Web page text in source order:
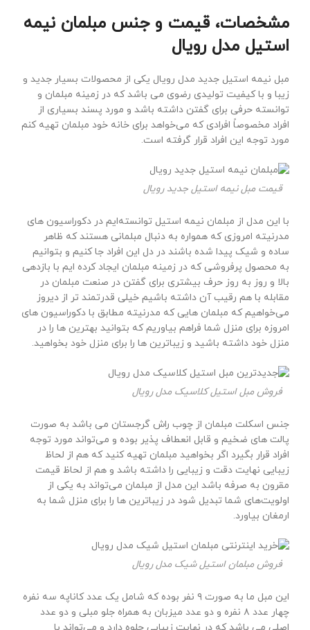
مشخصات، قیمت و جنس مبلمان نیمه
استیل مدل رویال
مبل نیمه استیل جدید مدل رویال یکی از محصولات بسیار جدید و
زیبا و با کیفیت تولیدی رضوی می باشد که در زمینه مبلمان و
توانسته حرفی برای گفتن داشته باشد و مورد پسند بسیاری از
افراد مخصوصاً افرادی که می‌خواهد برای خانه خود مبلمان تهیه کنم
مورد توجه این افراد قرار گرفته است.
قیمت مبل نیمه استیل جدید رویال
با این مدل از مبلمان نیمه استیل توانسته‌ایم در دکوراسیون های
مدرنیته امروزی که همواره به دنبال مبلمانی هستند که ظاهر
ساده و شیک پیدا شده باشند در دل این افراد جا کنیم و بتوانیم
به محصول پرفروشی که در زمینه مبلمان ایجاد کرده ایم با بازدهی
بالا و روز به روز حرف بیشتری برای گفتن در صنعت مبلمان در
مقابله با هم رقیب آن داشته باشیم خیلی قدرتمند تر از دیروز
می‌خواهیم که مبلمان هایی که مدرنیته مطابق با دکوراسیون های
امروزه برای منزل شما فراهم بیاوریم که بتوانید بهترین ها را در
منزل خود داشته باشید و زیباترین ها را برای منزل خود بخواهید.
فروش مبل استیل کلاسیک مدل رویال
جنس اسکلت مبلمان از چوب راش گرجستان می باشد به صورت
پالت های ضخیم و قابل انعطاف پذیر بوده و می‌تواند مورد توجه
افراد قرار بگیرد اگر بخواهید مبلمان تهیه کنید که هم از لحاظ
زیبایی نهایت دقت و زیبایی را داشته باشد و هم از لحاظ قیمت
مقرون به صرفه باشد این مدل از مبلمان می‌تواند به یکی از
اولویت‌های شما تبدیل شود در زیباترین ها را برای منزل شما به
ارمغان بیاورد.
فروش مبلمان استیل شیک مدل رویال
این مبل ما به صورت ۹ نفر بوده که شامل یک عدد کاناپه سه نفره
چهار عدد ۸ نفره و دو عدد میزبان به همراه جلو مبلی و دو عدد
اصلی می باشد که در نهایت زیبایی جلوه دارد و می‌تواند با